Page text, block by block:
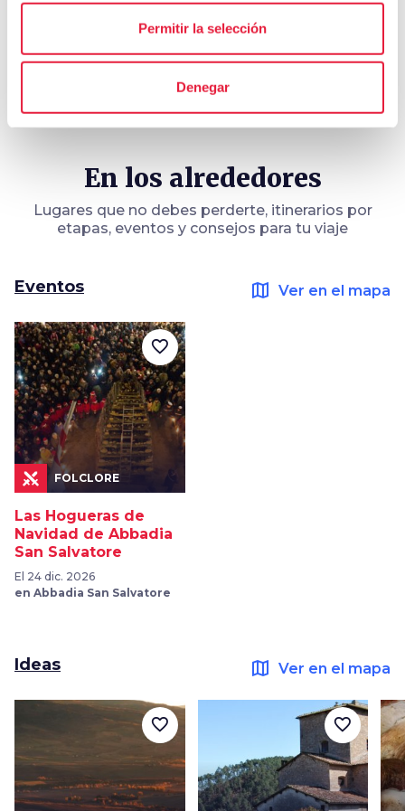
Permitir la selección
Denegar
hotel Dónde dormir (en inglés) chevron_right
En los alrededores
Lugares que no debes perderte, itinerarios por
etapas, eventos y consejos para tu viaje
Eventos map Ver en el mapa
FOLCLORE
Las Hogueras de
Navidad de Abbadia
San Salvatore
El 24 dic. 2026
en Abbadia San Salvatore
favorite_border
Ideas map Ver en el mapa
favorite_border favorite_border